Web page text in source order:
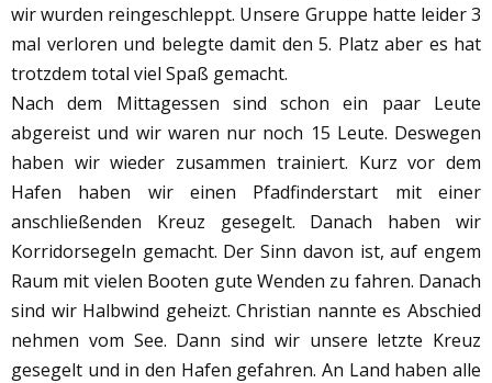
wir wurden reingeschleppt. Unsere Gruppe hatte leider 3
mal verloren und belegte damit den 5. Platz aber es hat
trotzdem total viel Spaß gemacht.
Nach dem Mittagessen sind schon ein paar Leute
abgereist und wir waren nur noch 15 Leute. Deswegen
haben wir wieder zusammen trainiert. Kurz vor dem
Hafen haben wir einen Pfadfinderstart mit einer
anschließenden Kreuz gesegelt. Danach haben wir
Korridorsegeln gemacht. Der Sinn davon ist, auf engem
Raum mit vielen Booten gute Wenden zu fahren. Danach
sind wir Halbwind geheizt. Christian nannte es Abschied
nehmen vom See. Dann sind wir unsere letzte Kreuz
gesegelt und in den Hafen gefahren. An Land haben alle